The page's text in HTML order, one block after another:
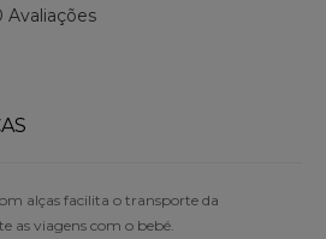
Avaliações
alças facilita o transporte da
as viagens com o bebé.